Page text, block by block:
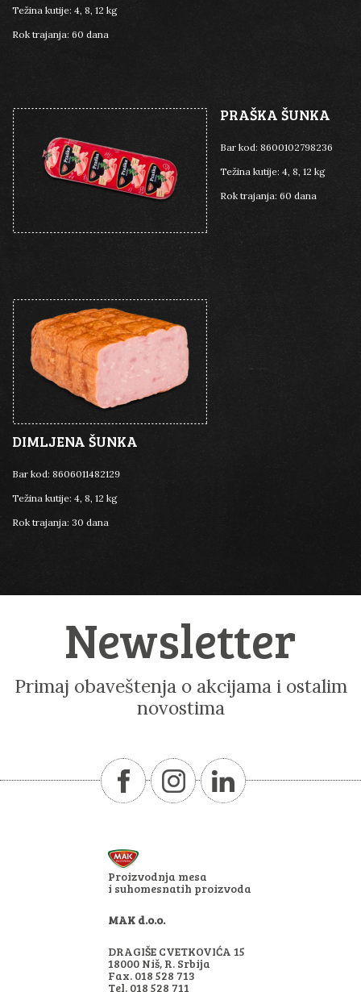
Težina kutije: 4, 8, 12 kg
Rok trajanja: 60 dana
PRAŠKA ŠUNKA
Bar kod: 8600102798236
Težina kutije: 4, 8, 12 kg
Rok trajanja: 60 dana
DIMLJENA ŠUNKA
Bar kod: 8606011482129
Težina kutije: 4, 8, 12 kg
Rok trajanja: 30 dana
Newsletter
Primaj obaveštenja o akcijama i ostalim
novostima
Proizvodnja mesa
i suhomesnatih proizvoda
MAK d.o.o.
DRAGIŠE CVETKOVIĆA 15
18000 Niš, R. Srbija
Fax. 018 528 713
Tel. 018 528 711